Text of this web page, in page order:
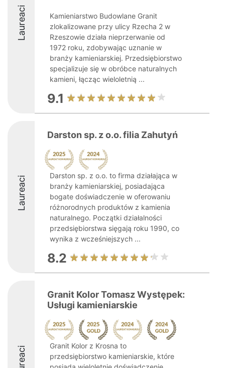
Laureaci
Kamieniarstwo Budowlane Granit
zlokalizowane przy ulicy Rzecha 2 w
Rzeszowie działa nieprzerwanie od
1972 roku, zdobywając uznanie w
branży kamieniarskiej. Przedsiębiorstwo
specjalizuje się w obróbce naturalnych
kamieni, łącząc wieloletnią ...
9.1
Laureaci
Darston sp. z o.o. filia Zahutyń
Darston sp. z o.o. to firma działająca w
branży kamieniarskiej, posiadająca
bogate doświadczenie w oferowaniu
różnorodnych produktów z kamienia
naturalnego. Początki działalności
przedsiębiorstwa sięgają roku 1990, co
wynika z wcześniejszych ...
8.2
Granit Kolor Tomasz Występek:
Usługi kamieniarskie
Granit Kolor z Krosna to
przedsiębiorstwo kamieniarskie, które